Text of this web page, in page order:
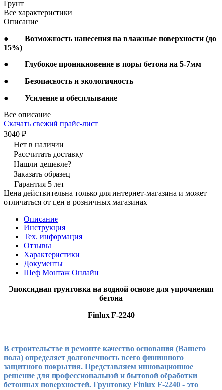
Грунт
Все характеристики
Описание
● Возможность нанесения на влажные поверхности (до
15%)
● Глубокое проникновение в поры бетона на 5-7мм
● Безопасность и экологичность
● Усиление и обесплывание
Все описание
Скачать свежий прайс-лист
3040 ₽
Нет в наличии
Рассчитать доставку
Нашли дешевле?
Заказать образец
Гарантия 5 лет
Цена действительна только для интернет-магазина и может
отличаться от цен в розничных магазинах
Описание
Инструкция
Тех. информация
Отзывы
Характеристики
Документы
Шеф Монтаж Онлайн
Эпоксидная грунтовка на водной основе для упрочнения
бетона
Finlux F-2240
В строительстве и ремонте качество основания (Вашего
пола) определяет долговечность всего финишного
защитного покрытия. Представляем инновационное
решение для профессиональной и бытовой обработки
бетонных поверхностей. Грунтовку Finlux F-2240 - это